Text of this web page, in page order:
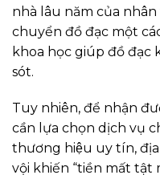
nhà lâu năm của
chuyển đồ đạc một
khoa học giúp đồ đạc
sót.
Tuy nhiên, để nhận
cần lựa chọn dịch vụ
thương hiệu uy tín,
vội khiến “tiền mất tật